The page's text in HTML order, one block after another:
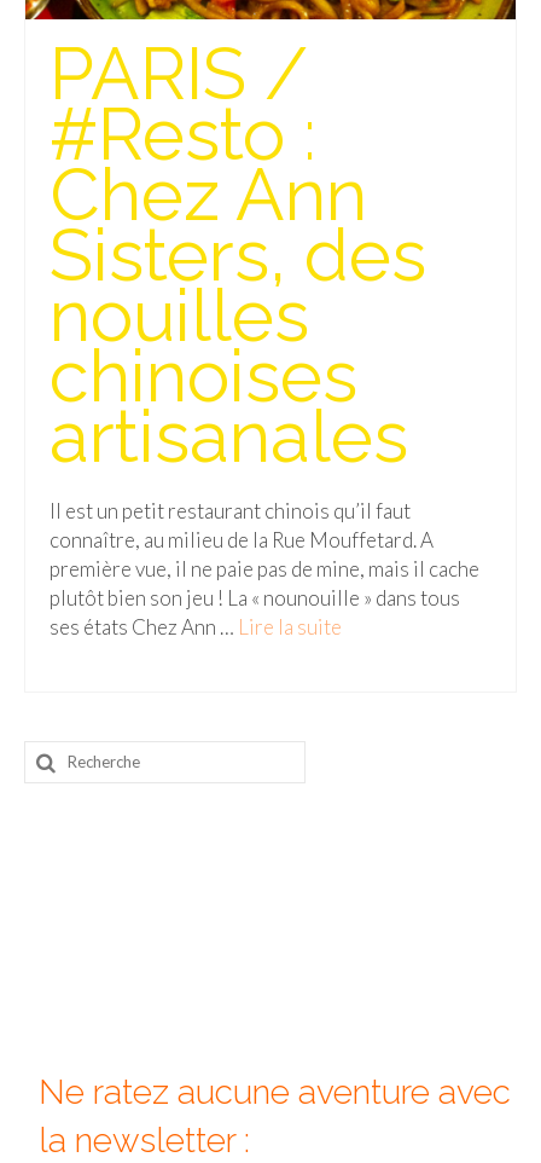
Lac Titicaca
Salar d’Uyuni
Sucre
Chili
Paraguay
Pérou
Lac Titicaca
Machu Picchu
Chine
Beijing
Guilin & Yangshuo
Japon
Malaisie
PARIS /
#Resto :
Chez Ann
Sisters, des
nouilles
chinoises
artisanales
Il est un petit restaurant chinois qu’il faut
connaître, au milieu de la Rue Mouffetard. A
première vue, il ne paie pas de mine, mais il cache
plutôt bien son jeu ! La « nounouille » dans tous
ses états Chez Ann … Lire la suite­­
Rechercher
:
Ne ratez aucune aventure avec
la newsletter :